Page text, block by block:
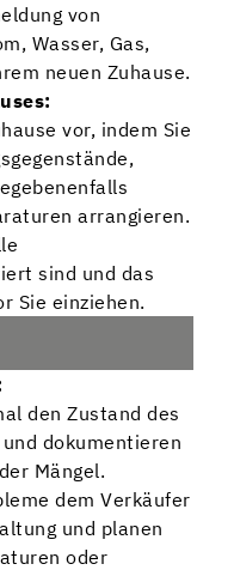
von
Wasser, Gas,
neuen Zuhause.
vor, indem Sie
arrangieren.
sind und das
Sie einziehen.
den Zustand des
dokumentieren
Mängel.
dem Verkäufer
und planen
oder